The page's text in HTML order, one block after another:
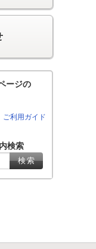
ージの
利用ガイド
検索